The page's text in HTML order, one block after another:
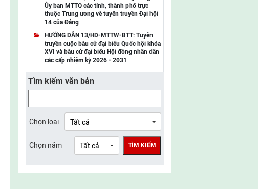
UBMTTQ Việt Nam tỉnh Lai Châu
UBMTTQ Việt Nam tỉnh Điện Biên
UBMTTQ Việt Nam tỉnh Sơn La
UBMTTQ Việt Nam tỉnh Thanh Hóa
UBMTTQ Việt Nam tỉnh Nghệ An
UBMTTQ Việt Nam tỉnh Lào Cai
UBMTTQ Việt Nam tỉnh Thái Nguyên
Ủy ban MTTQ các tỉnh, thành phố trực
thuộc Trung ương về tuyên truyền Đại hội
14 của Đảng
HƯỚNG DẪN 13/HD-MTTW-BTT: Tuyên
truyền cuộc bầu cử đại biểu Quốc hội khóa
XVI và bầu cử đại biểu Hội đồng nhân dân
các cấp nhiệm kỳ 2026 - 2031
Tìm kiếm văn bản
Chọn loại
Chọn năm TÌM KIẾM